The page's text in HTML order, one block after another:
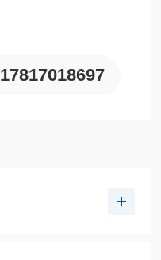
17817018697